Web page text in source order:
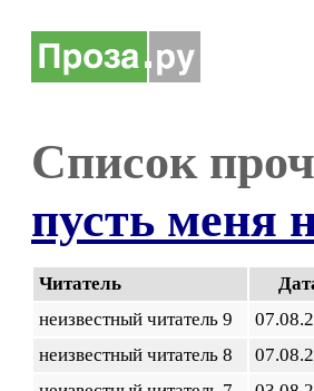
Список
пусть меня
Читатель
неизвестный читатель 9
неизвестный читатель 8